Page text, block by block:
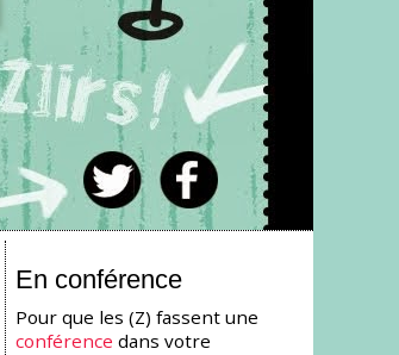
En conférence
Pour que les (Z) fassent une
conférence dans votre